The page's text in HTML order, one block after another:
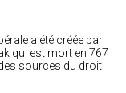
a été créée par
qui est mort en 767
sources du droit